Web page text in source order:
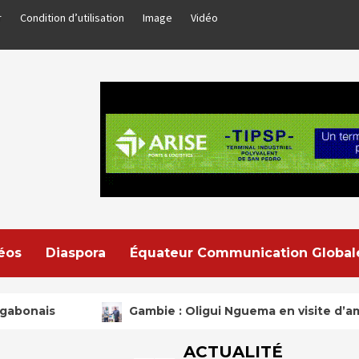
Condition d’utilisation Image Vidéo
Diaspora Équateur Communication
en visite d’amitié et de travail Gabon :
ACTUALITÉ